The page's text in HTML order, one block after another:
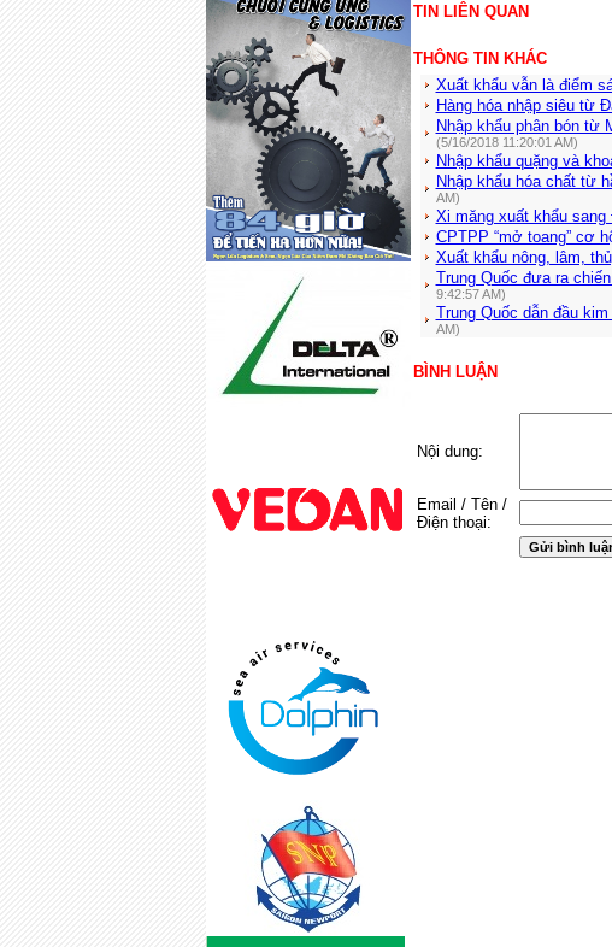
TIN LIÊN QUAN
THÔNG TIN KHÁC
Xuất khẩu vẫn là điểm
Hàng hóa nhập siêu từ
Nhập khẩu phân bón từ
(5/16/2018 11:20:01 AM)
Nhập khẩu quặng và
Nhập khẩu hóa chất từ
AM)
Xi măng xuất khẩu
CPTPP “mở toang” cơ
Xuất khẩu nông, lâm,
Trung Quốc đưa ra
9:42:57 AM)
Trung Quốc dẫn đầu
AM)
BÌNH LUẬN
Nội dung:
Email / Tên /
Điện thoại: